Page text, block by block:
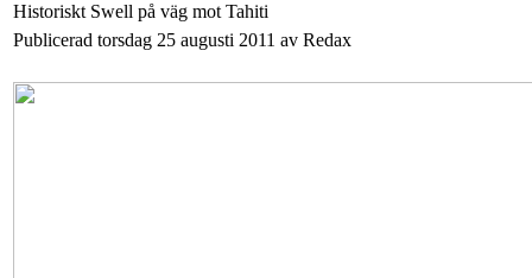
Historiskt Swell på väg mot Tahiti
Publicerad torsdag 25 augusti 2011 av Redax